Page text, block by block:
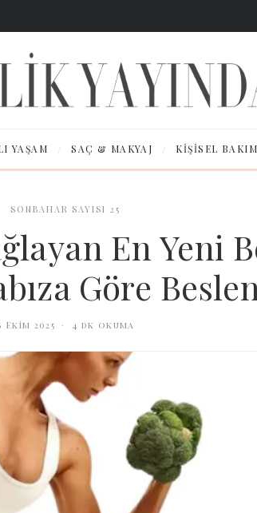
YAŞAM / SAÇ & MAKYAJ / KIŞISEL BAKIM
SONBAHAR SAYISI 25
En Yeni
Göre
Ekim 2025 · 4 dk okuma